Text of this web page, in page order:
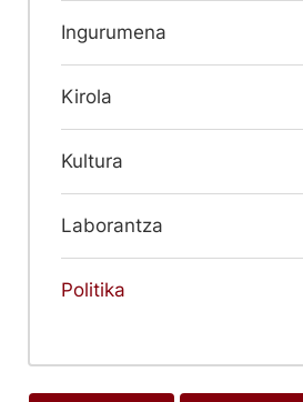
Ingurumena
Kirola
Kultura
Laborantza
Politika